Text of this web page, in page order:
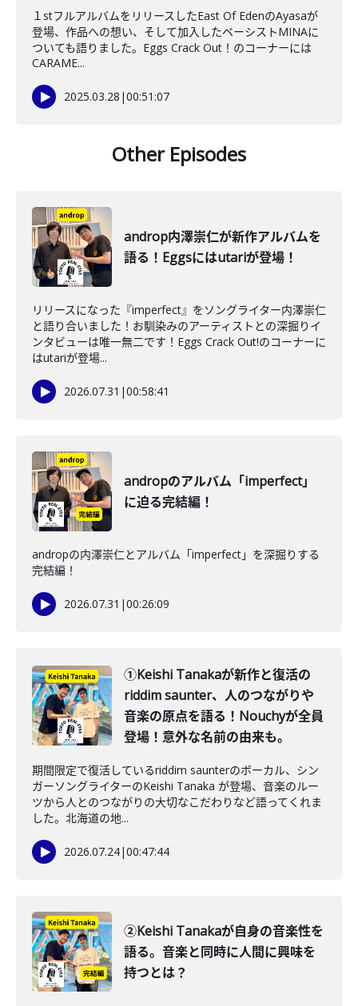
１stフルアルバムをリリースしたEast Of EdenのAyasaが
登場、作品への想い、そして加入したベーシストMINAに
ついても語りました。Eggs Crack Out！のコーナーには
CARAME...
2025.03.28 |00:51:07
Other Episodes
androp内澤崇仁が新作アルバムを
語る！Eggsにはutariが登場！
リリースになった『imperfect』をソングライター内澤崇仁
と語り合いました！お馴染みのアーティストとの深掘りイ
ンタビューは唯一無二です！Eggs Crack Out!のコーナーに
はutariが登場...
2026.07.31 |00:58:41
andropのアルバム「imperfect」
に迫る完結編！
andropの内澤崇仁とアルバム「imperfect」を深掘りする
完結編！
2026.07.31 |00:26:09
①Keishi Tanakaが新作と復活の
riddim saunter、人のつながりや
音楽の原点を語る！Nouchyが全員
登場！意外な名前の由来も。
期間限定で復活しているriddim saunterのボーカル、シン
ガーソングライターのKeishi Tanaka が登場、音楽のルー
ツから人とのつながりの大切なこだわりなど語ってくれま
した。北海道の地...
2026.07.24|00:47:44
②Keishi Tanakaが自身の音楽性を
語る。音楽と同時に人間に興味を
持つとは？